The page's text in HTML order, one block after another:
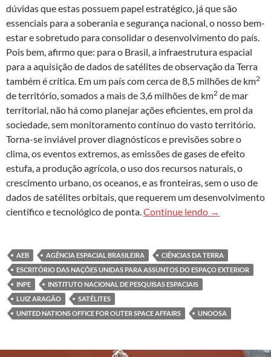
dúvidas que estas possuem papel estratégico, já que são
essenciais para a soberania e segurança nacional, o nosso bem-
estar e sobretudo para consolidar o desenvolvimento do país.
Pois bem, afirmo que: para o Brasil, a infraestrutura espacial
para a aquisição de dados de satélites de observação da Terra
também é crítica. Em um país com cerca de 8,5 milhões de km2
de território, somados a mais de 3,6 milhões de km2 de mar
territorial, não há como planejar ações eficientes, em prol da
sociedade, sem monitoramento contínuo do vasto território.
Torna-se inviável prover diagnósticos e previsões sobre o
clima, os eventos extremos, as emissões de gases de efeito
estufa, a produção agrícola, o uso dos recursos naturais, o
crescimento urbano, os oceanos, e as fronteiras, sem o uso de
dados de satélites orbitais, que requerem um desenvolvimento
científico e tecnológico de ponta.Continue lendo Por que o
→
AEB AGÊNCIA ESPACIAL BRASILEIRA
CIÊNCIAS DA TERRA
ESCRITÓRIO DAS NAÇÕES UNIDAS PARA ASSUNTOS DO ESPAÇO EXTERIOR
INPE
INSTITUTO NACIONAL DE PESQUISAS ESPACIAIS
LUIZ ARAGÃO
SATÉLITES
UNITED NATIONS OFFICE FOR OUTER SPACE AFFAIRS
UNOOSA